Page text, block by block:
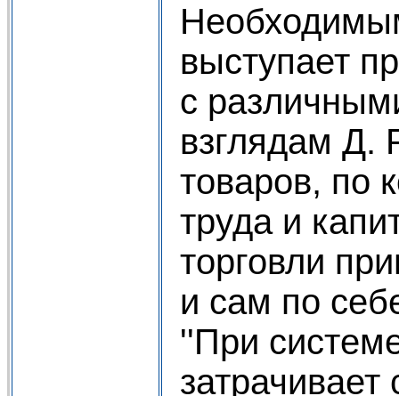
выступает
с
взглядам Д.
товаров, по
труда и
торговли
и сам по
''При